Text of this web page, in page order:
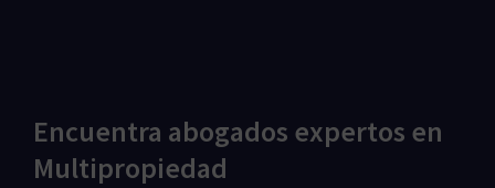
Encuentra abogados expertos en
Multipropiedad